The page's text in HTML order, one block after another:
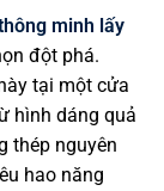
minh lấy
đột phá.
tại một cửa
hình dáng quả
thép nguyên
hao năng